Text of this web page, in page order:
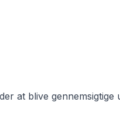
at blive gennemsigtige